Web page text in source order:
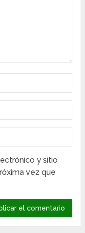
y sitio
vez que